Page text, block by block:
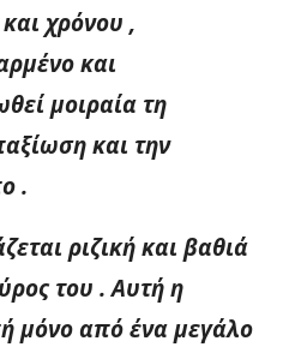
χρόνου ,
και
μοιραία τη
και την
.
ριζική και βαθιά
του . Αυτή η
μόνο από ένα μεγάλο